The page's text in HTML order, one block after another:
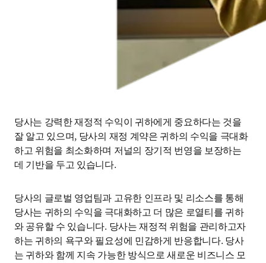
당사는 강력한 재정적 수익이 귀하에게 중요하다는 것을
잘 알고 있으며, 당사의 재정 계약은 귀하의 수익을 극대화
하고 위험을 최소화하며 저널의 장기적 번영을 보장하는
데 기반을 두고 있습니다.
당사의 글로벌 영업팀과 고유한 인프라 및 리소스를 통해
당사는 귀하의 수익을 극대화하고 더 많은 로열티를 귀하
와 공유할 수 있습니다. 당사는 재정적 위험을 관리하고자
하는 귀하의 욕구와 필요성에 민감하게 반응합니다. 당사
는 귀하와 함께 지속 가능한 방식으로 새로운 비즈니스 모